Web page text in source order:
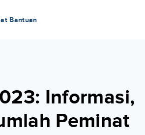
Bantuan
Informasi,
Peminat